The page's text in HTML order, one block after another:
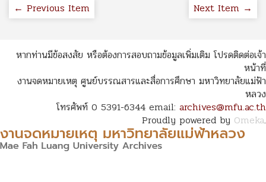
← Previous Item Next Item →
หากท่านมีข้อสงสัย หรือต้องการสอบถามข้อมูลเพิ่มเติม โปรดติดต่อเจ้า
หน้าที่
งานจดหมายเหตุ ศูนย์บรรณสารและสื่อการศึกษา มหาวิทยาลัยแม่ฟ้า
หลวง
โทรศัพท์ 0 5391-6344 email: archives@mfu.ac.th
Proudly powered by Omeka.